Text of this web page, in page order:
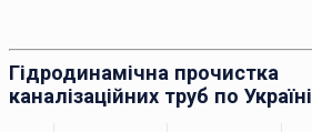
Гідродинамічна прочистка
каналізаційних труб по Україні